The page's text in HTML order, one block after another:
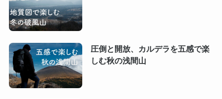
圧倒と開放、カルデラを五感で楽
しむ秋の浅間山